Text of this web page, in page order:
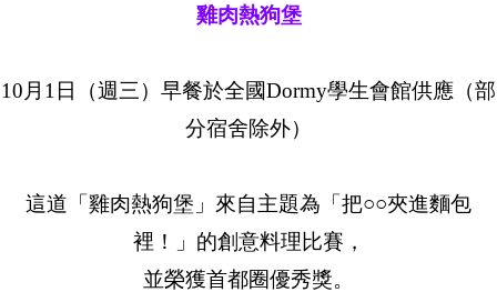
雞肉熱狗堡
10月1日（週三）早餐於全國Dormy學生會館供應（部
分宿舍除外）
這道「雞肉熱狗堡」來自主題為「把○○夾進麵包
裡！」的創意料理比賽，
並榮獲首都圈優秀獎。